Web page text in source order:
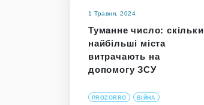
1 Травня, 2024
Туманне число: скільки
найбільші міста
витрачають на
допомогу ЗСУ
PROZORRO ВІЙНА